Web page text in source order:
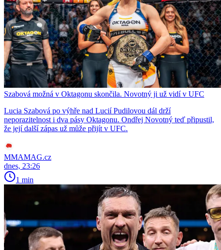
Szabová možná v Oktagonu skončila. Novotný ji už vidí v UFC
Lucia Szabová po výhře nad Lucií Pudilovou dál drží
neporazitelnost i dva pásy Oktagonu. Ondřej Novotný teď připustil,
že její další zápas už může přijít v UFC.
MMAMAG.cz
dnes, 23:26
1 min